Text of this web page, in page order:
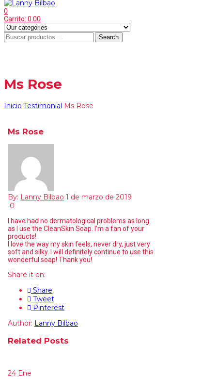
0
Carrito: 0.00
Search
Ms Rose
Inicio Testimonial Ms Rose
Ms Rose
By: Lanny Bilbao 1 de marzo de 2019
0
I have had no dermatological problems as long
as I use the CleanSkin Soap. I’m a fan of your
products!
I love the way my skin feels, never dry, just very
soft and silky. I will definitely continue to use this
wonderful soap! Thank you!
Share it on:
Share
Tweet
Pinterest
Author: Lanny Bilbao
Related Posts
24 Ene